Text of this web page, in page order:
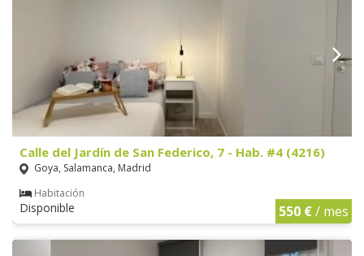
Calle del Jardín de San Federico, 7 - Hab. #4 (4216)
Goya, Salamanca, Madrid
Habitación
Disponible 550 €/ mes